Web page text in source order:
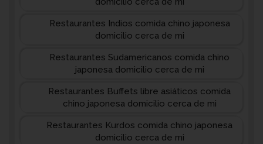
Restaurantes Indios comida chino japonesa
domicilio cerca de mi
Restaurantes Sudamericanos comida chino
japonesa domicilio cerca de mi
Restaurantes Buffets libre asiáticos comida
chino japonesa domicilio cerca de mi
Restaurantes Kurdos comida chino japonesa
domicilio cerca de mi